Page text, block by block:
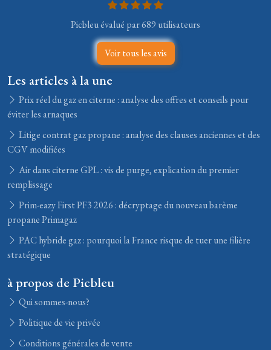
Picbleu évalué par 689 utilisateurs
Voir tous les avis
Les articles à la une
Prix réel du gaz en citerne : analyse des offres et conseils pour
éviter les arnaques
Litige contrat gaz propane : analyse des clauses anciennes et des
CGV modifiées
Air dans citerne GPL : vis de purge, explication du premier
remplissage
Prim-eazy First PF3 2026 : décryptage du nouveau barème
propane Primagaz
PAC hybride gaz : pourquoi la France risque de tuer une filière
stratégique
à propos de Picbleu
Qui sommes-nous?
Politique de vie privée
Conditions générales de vente